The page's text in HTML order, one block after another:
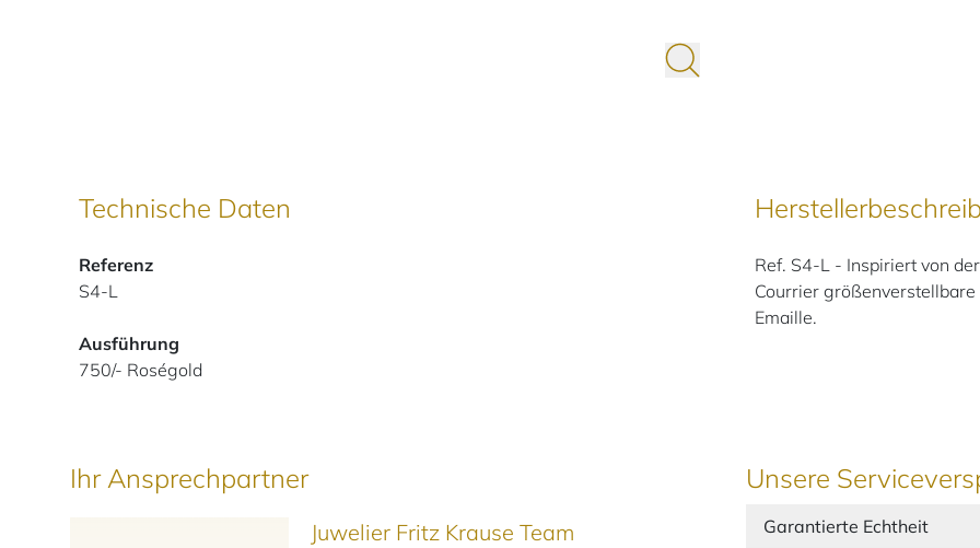
Technische Daten
Referenz
S4-L
Ausführung
750/- Roségold
Ref. S4-L - Inspiriert von
Courrier
Emaille.
Ihr Ansprechpartner
Juwelier Fritz Krause Team
Unsere
Garantierte Echtheit